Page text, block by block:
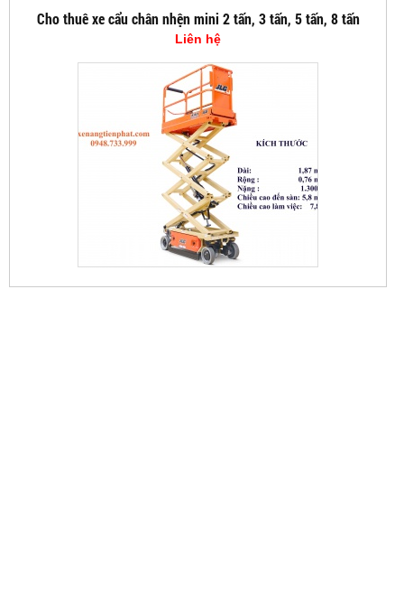
Cho thuê xe cẩu chân nhện mini 2 tấn, 3 tấn, 5 tấn, 8 tấn
Liên hệ
XE NÂNG CẮT KÉO 5,7M